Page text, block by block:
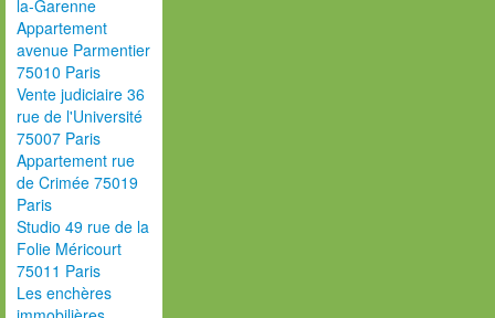
la-Garenne
Appartement
avenue Parmentier
75010 Paris
Vente judiciaire 36
rue de l'Université
75007 Paris
Appartement rue
de Crimée 75019
Paris
Studio 49 rue de la
Folie Méricourt
75011 Paris
Les enchères